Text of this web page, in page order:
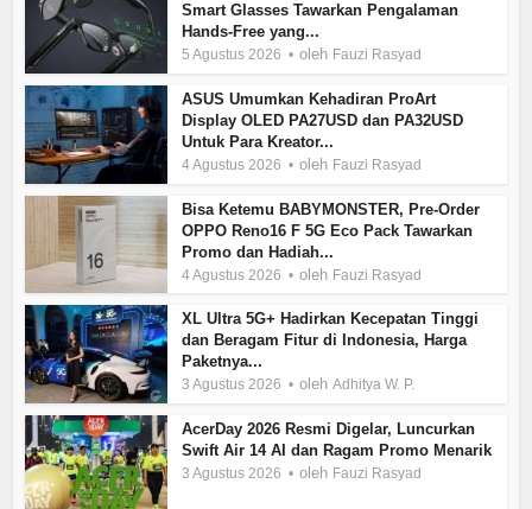
Smart Glasses Tawarkan Pengalaman
Hands-Free yang...
5 Agustus 2026 oleh Fauzi Rasyad
ASUS Umumkan Kehadiran ProArt
Display OLED PA27USD dan PA32USD
Untuk Para Kreator...
4 Agustus 2026 oleh Fauzi Rasyad
Bisa Ketemu BABYMONSTER, Pre-Order
OPPO Reno16 F 5G Eco Pack Tawarkan
Promo dan Hadiah...
4 Agustus 2026 oleh Fauzi Rasyad
XL Ultra 5G+ Hadirkan Kecepatan Tinggi
dan Beragam Fitur di Indonesia, Harga
Paketnya...
3 Agustus 2026 olehAdhitya W. P.
AcerDay 2026 Resmi Digelar, Luncurkan
Swift Air 14 AI dan Ragam Promo Menarik
3 Agustus 2026 oleh Fauzi Rasyad